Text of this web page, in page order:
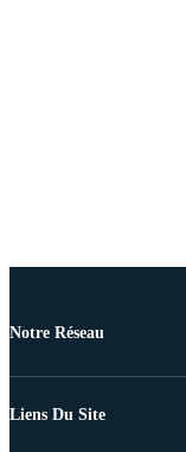
Notre Réseau
Liens Du Site